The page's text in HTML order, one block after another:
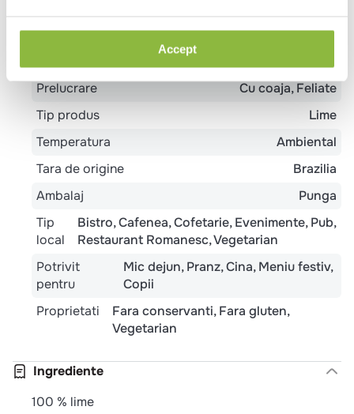
Accept
Prelucrare
Cu coaja Feliate
Tip produs
Lime
Temperatura
Ambiental
Tara de origine
Brazilia
Ambalaj
Punga
Tip
local
Bistro Cafenea Cofetarie Evenimente Pub
Restaurant Romanesc Vegetarian
Potrivit
pentru
Mic dejun Pranz Cina Meniu festiv
Copii
Proprietati
Fara conservanti Fara gluten
Vegetarian
Ingrediente
100 % lime